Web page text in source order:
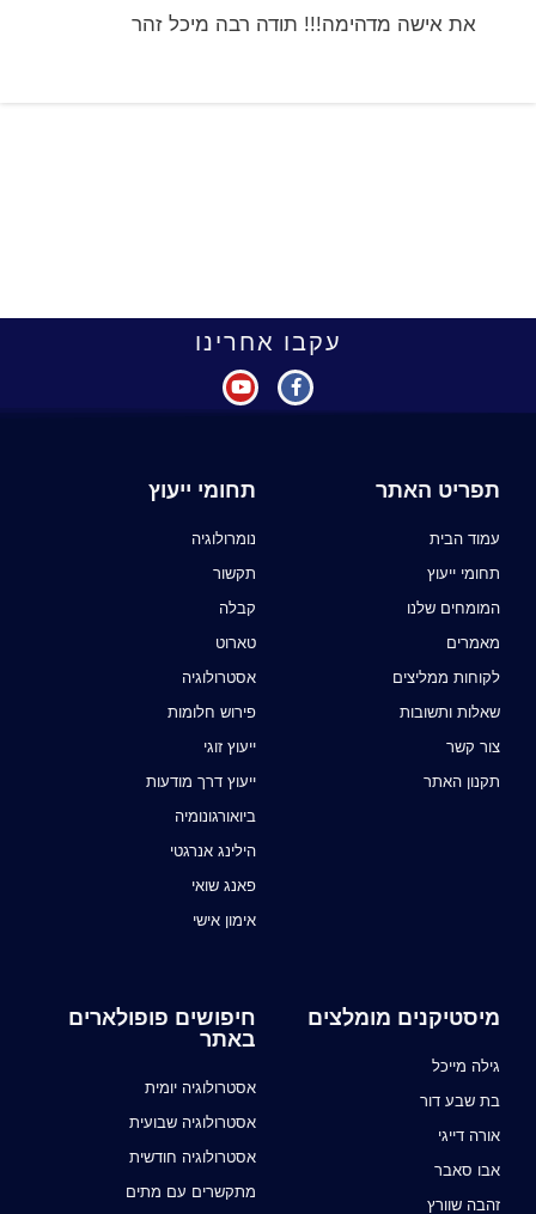
את אישה מדהימה!!! תודה רבה מיכל זהר
עקבו אחרינו
תפריט האתר
עמוד הבית
תחומי ייעוץ
המומחים שלנו
מאמרים
לקוחות ממליצים
שאלות ותשובות
צור קשר
תקנון האתר
תחומי ייעוץ
נומרולוגיה
תקשור
קבלה
טארוט
אסטרולוגיה
פירוש חלומות
ייעוץ זוגי
ייעוץ דרך מודעות
ביואורגונומיה
הילינג אנרגטי
פאנג שואי
אימון אישי
מיסטיקנים מומלצים
גילה מייכל
בת שבע דור
אורה דייגי
אבו סאבר
זהבה שוורץ
חיפושים פופולארים
באתר
אסטרולוגיה יומית
אסטרולוגיה שבועית
אסטרולוגיה חודשית
מתקשרים עם מתים